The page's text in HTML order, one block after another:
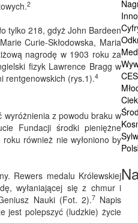
2
tylko 218, gdyż John Bardeen
Curie-Skłodowska, Maria
nagrodę w 1903 roku za
fizyk Lawrence Bragg w
rentgenowskich (rys.1).4
wyróżnienia z powodu braku w
Fundacji środki pieniężne
również nie wyłoniono by
Rewers medalu Królewskiej
wyłaniającej się z chmur i
Nauki (Fot. 2).7Napis
jest polepszyć (ludzkie) życie